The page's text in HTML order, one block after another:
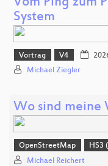
System
Vortrag V4
Michael Ziegler
Wo sind meine
OpenStreetMap HS3
Michael Reichert